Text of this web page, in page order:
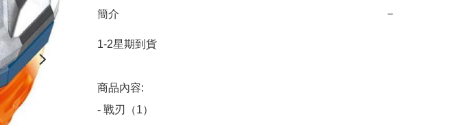
簡介 −
1-2星期到貨
商品內容:
- 戰刃（1）